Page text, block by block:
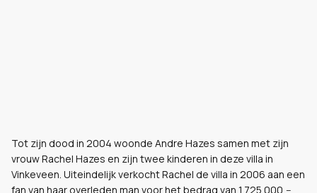
Tot zijn dood in 2004 woonde Andre Hazes samen met zijn
vrouw Rachel Hazes en zijn twee kinderen in deze villa in
Vinkeveen. Uiteindelijk verkocht Rachel de villa in 2006 aan een
fan van haar overleden man voor het bedrag van 1.725.000,--